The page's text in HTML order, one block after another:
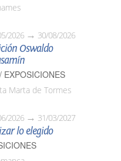
2026 30/08/2026
Oswaldo
EXPOSICIONES
Marta de Tormes
2026 31/03/2027
lo elegido